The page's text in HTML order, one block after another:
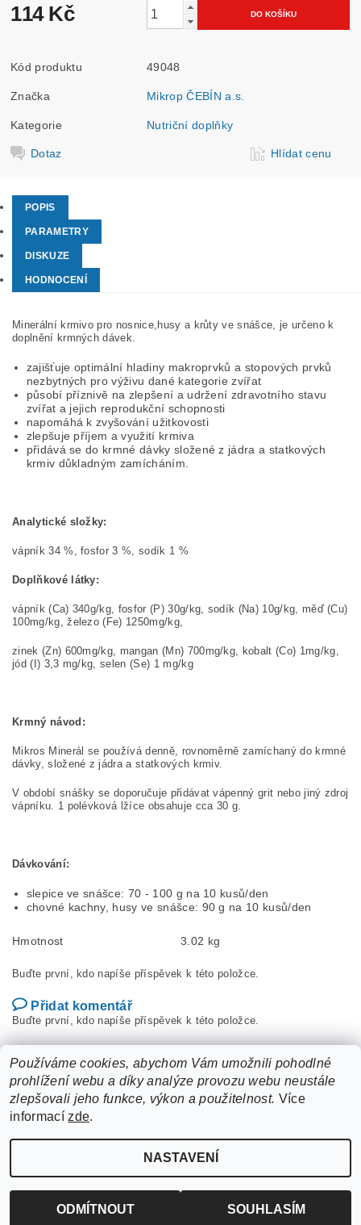
114 Kč
Kód produktu 49048
Značka Mikrop ČEBÍN a.s.
Kategorie Nutriční doplňky
Dotaz Hlídat cenu
POPIS
PARAMETRY
DISKUZE
HODNOCENÍ
Minerální krmivo pro nosnice,husy a krůty ve snášce, je určeno k
doplnění krmných dávek.
zajišťuje optimální hladiny makroprvků a stopových prvků
nezbytných pro výživu dané kategorie zvířat
působí příznivě na zlepšení a udržení zdravotního stavu
zvířat a jejich reprodukční schopnosti
napomáhá k zvyšování užitkovosti
zlepšuje příjem a využití krmiva
přidává se do krmné dávky složené z jádra a statkových
krmiv důkladným zamícháním.
Analytické složky:
vápník 34 %, fosfor 3 %, sodík 1 %
Doplňkové látky:
vápník (Ca) 340g/kg, fosfor (P) 30g/kg, sodík (Na) 10g/kg, měď (Cu)
100mg/kg, železo (Fe) 1250mg/kg,
zinek (Zn) 600mg/kg, mangan (Mn) 700mg/kg, kobalt (Co) 1mg/kg,
jód (I) 3,3 mg/kg, selen (Se) 1 mg/kg
Krmný návod:
Mikros Minerál se používá denně, rovnoměrně zamíchaný do krmné
dávky, složené z jádra a statkových krmiv.
V období snášky se doporučuje přidávat vápenný grit nebo jiný zdroj
vápníku. 1 polévková lžíce obsahuje cca 30 g.
Dávkování:
slepice ve snášce: 70 - 100 g na 10 kusů/den
chovné kachny, husy ve snášce: 90 g na 10 kusů/den
Hmotnost 3.02 kg
Buďte první, kdo napíše příspěvek k této položce.
Přidat komentář
Buďte první, kdo napíše příspěvek k této položce.
2026 ©ZooLife.cz, všechna práva vyhrazenaUpravit nastavení cookies
Používáme cookies, abychom Vám umožnili pohodlné
prohlížení webu a díky analýze provozu webu neustále
zlepšovali jeho funkce, výkon a použitelnost. Více
informacízde.
NASTAVENÍ
ODMÍTNOUT SOUHLASÍM